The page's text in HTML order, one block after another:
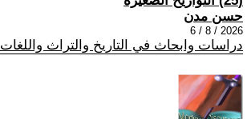
حسن مدن
2026 / 8 / 6
دراسات وابحاث في التاريخ والتراث واللغات